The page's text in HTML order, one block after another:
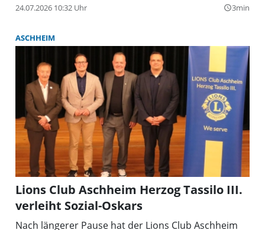
24.07.2026 10:32 Uhr query_builder3min
ASCHHEIM
Lions Club Aschheim Herzog Tassilo III.
verleiht Sozial-Oskars
Nach längerer Pause hat der Lions Club Aschheim